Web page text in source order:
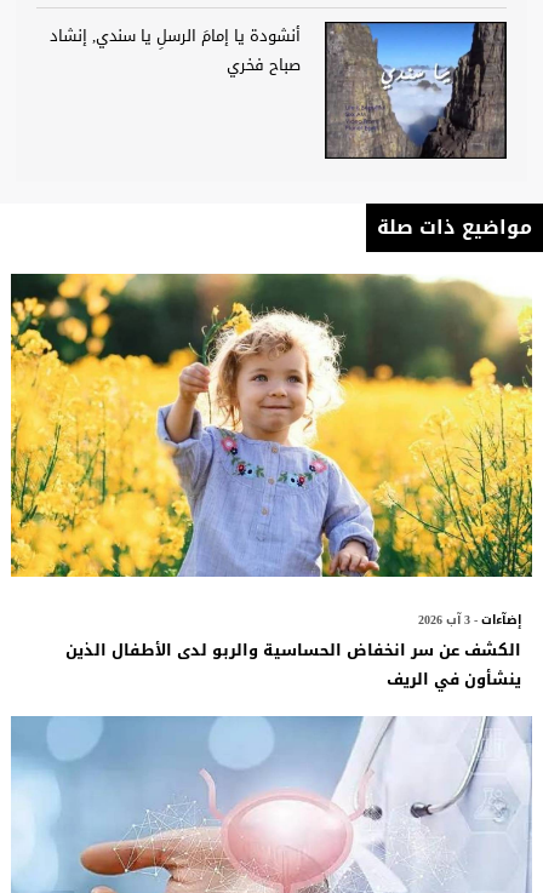
أنشودة يا إمامَ الرسلِ يا سندي, إنشاد
صباح فخري
مواضيع ذات صلة
إضآءات- 3 آب 2026
الكشف عن سر انخفاض الحساسية والربو لدى الأطفال الذين
ينشأون في الريف